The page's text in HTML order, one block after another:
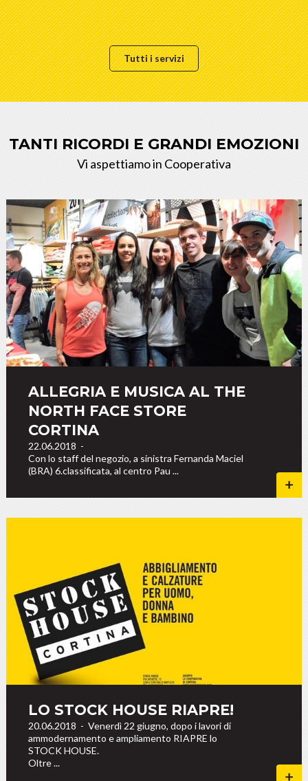
Tutti i servizi
TANTI RICORDI E GRANDI EMOZIONI
Vi aspettiamo in Cooperativa
ALLEGRIA E MUSICA AL THE
NORTH FACE STORE
CORTINA
22.06.2018 -
Con lo staff del negozio, a sinistra Fernanda Maciel
(BRA) 6.classificata, al centro Pau ...
LO STOCK HOUSE RIAPRE!
20.06.2018 - Venerdì 22 giugno, dopo i lavori di
ammodernamento e ampliamento RIAPRE lo
STOCK HOUSE.
Oltre ...